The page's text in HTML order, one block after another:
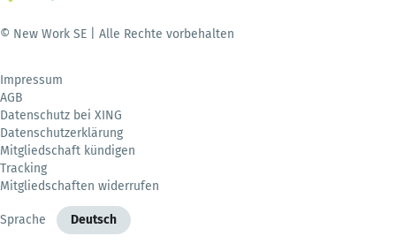
© New Work SE | Alle Rechte vorbehalten
Impressum
AGB
Datenschutz bei XING
Datenschutzerklärung
Mitgliedschaft kündigen
Tracking
Mitgliedschaften widerrufen
Sprache Deutsch